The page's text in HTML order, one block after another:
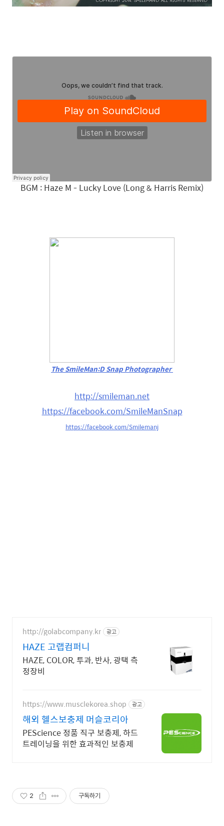
BGM : Haze M - Lucky Love (Long & Harris Remix)
The SmileMan:D Snap Photographer
http://smileman.net
https://facebook.com/SmileManSnap
https://facebook.com/Smilemanj
http://golabcompany.kr 광고
HAZE 고랩컴퍼니
HAZE, COLOR, 투과, 반사, 광택 측
정장비
https://www.musclekorea.shop 광고
해외 헬스보충제 머슬코리아
PEScience 정품 직구 보충제, 하드
트레이닝을 위한 효과적인 보충제
2 구독하기